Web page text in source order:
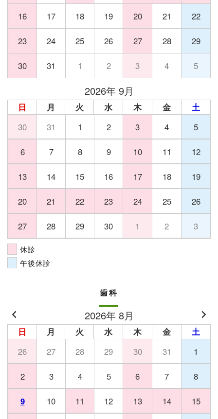
16 17 18 19 20 21 22
23 24 25 26 27 28 29
30 31 1 2 3 4 5
2026年 9月
日 月 火 水 木 金
土
30
31 1 2 3 4 5
6 7 8 9 10 11 12
13 14 15 16 17 18 19
20 21 22 23 24 25 26
27 28 29 30 1 2 3
休診
午後休診
歯科
2026年 8月
日 月 火 水 木 金
土
26
27 28 29 30 31 1
2 3 4 5 6 7 8
9 10 11 12 13 14 15